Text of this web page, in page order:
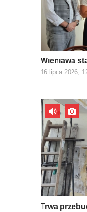
Wieniawa
16 lipca 2026,
Trwa